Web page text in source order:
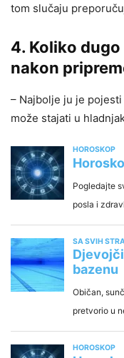
tom slučaju
4. Koliko
nakon
– Najbolje ju je
može stajati u